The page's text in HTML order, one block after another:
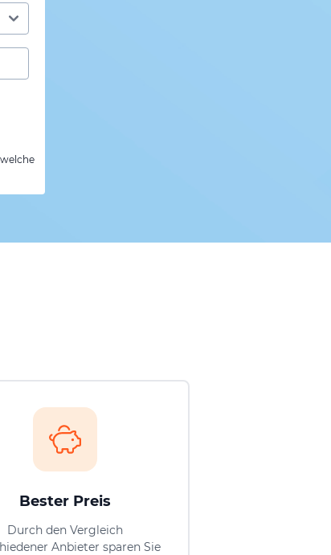
Bester Preis
Durch den Vergleich
Anbieter sparen Sie